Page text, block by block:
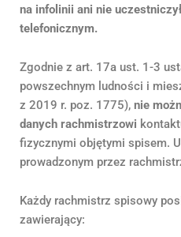
na infolinii ani nie
telefonicznym.
Zgodnie z art. 17a ust. 1-3
powszechnym ludności i
z 2019 r. poz. 1775), nie
danych rachmistrzowi
fizycznymi objętymi spisem.
prowadzonym przez
Każdy rachmistrz spisowy
zawierający: